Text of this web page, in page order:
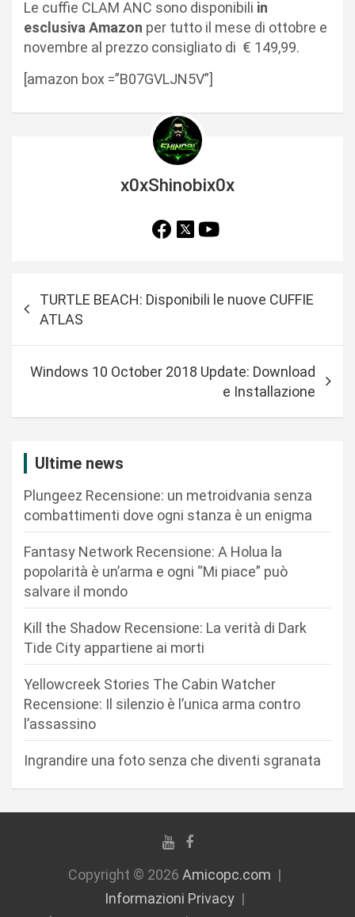
Le cuffie CLAM ANC sono disponibili in
esclusiva Amazon per tutto il mese di ottobre e
novembre al prezzo consigliato di € 149,99.
[amazon box =”B07GVLJN5V”]
x0xShinobix0x
a
TURTLE BEACH: Disponibili le nuove CUFFIE
ATLAS
Windows 10 October 2018 Update: Download
e Installazione
Ultime news
Plungeez Recensione: un metroidvania senza
combattimenti dove ogni stanza è un enigma
Fantasy Network Recensione: A Holua la
popolarità è un’arma e ogni “Mi piace” può
salvare il mondo
Kill the Shadow Recensione: La verità di Dark
Tide City appartiene ai morti
Yellowcreek Stories The Cabin Watcher
Recensione: Il silenzio è l’unica arma contro
l’assassino
Ingrandire una foto senza che diventi sgranata
Copyright © 2026 Amicopc.com
Informazioni Privacy